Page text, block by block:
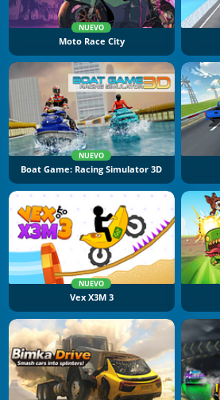
NUEVO
Moto Race City
NUEVO
Boat Game: Racing Simulator 3D
NUEVO
Vex X3M 3